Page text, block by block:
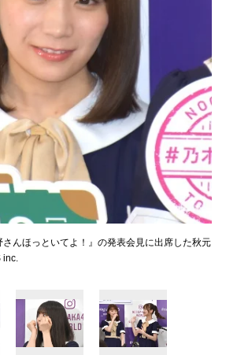
んほっといてよ！』の発表会見に出席した秋元
inc.